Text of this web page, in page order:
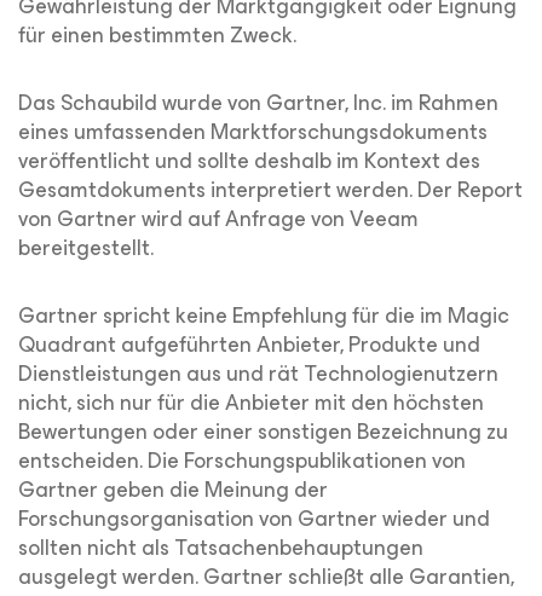
für einen bestimmten Zweck.
Das Schaubild wurde von Gartner, Inc. im Rahmen
eines umfassenden Marktforschungsdokuments
veröffentlicht und sollte deshalb im Kontext des
Gesamtdokuments interpretiert werden. Der Report
von Gartner wird auf Anfrage von Veeam
bereitgestellt.
Gartner spricht keine Empfehlung für die im Magic
Quadrant aufgeführten Anbieter, Produkte und
Dienstleistungen aus und rät Technologienutzern
nicht, sich nur für die Anbieter mit den höchsten
Bewertungen oder einer sonstigen Bezeichnung zu
entscheiden. Die Forschungspublikationen von
Gartner geben die Meinung der
Forschungsorganisation von Gartner wieder und
sollten nicht als Tatsachenbehauptungen
ausgelegt werden. Gartner schließt alle Garantien,